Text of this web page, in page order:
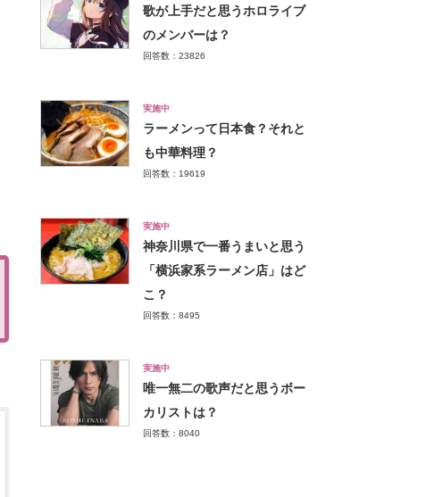
歌が上手だと思うホロライブ
のメンバーは？
回答数：23826
実施中
ラーメンって日本食？それと
も中華料理？
回答数：19619
実施中
神奈川県で一番うまいと思う
「横浜家系ラーメン店」はど
こ？
回答数：8495
実施中
唯一無二の歌声だと思うボー
カリストは？
回答数：8040